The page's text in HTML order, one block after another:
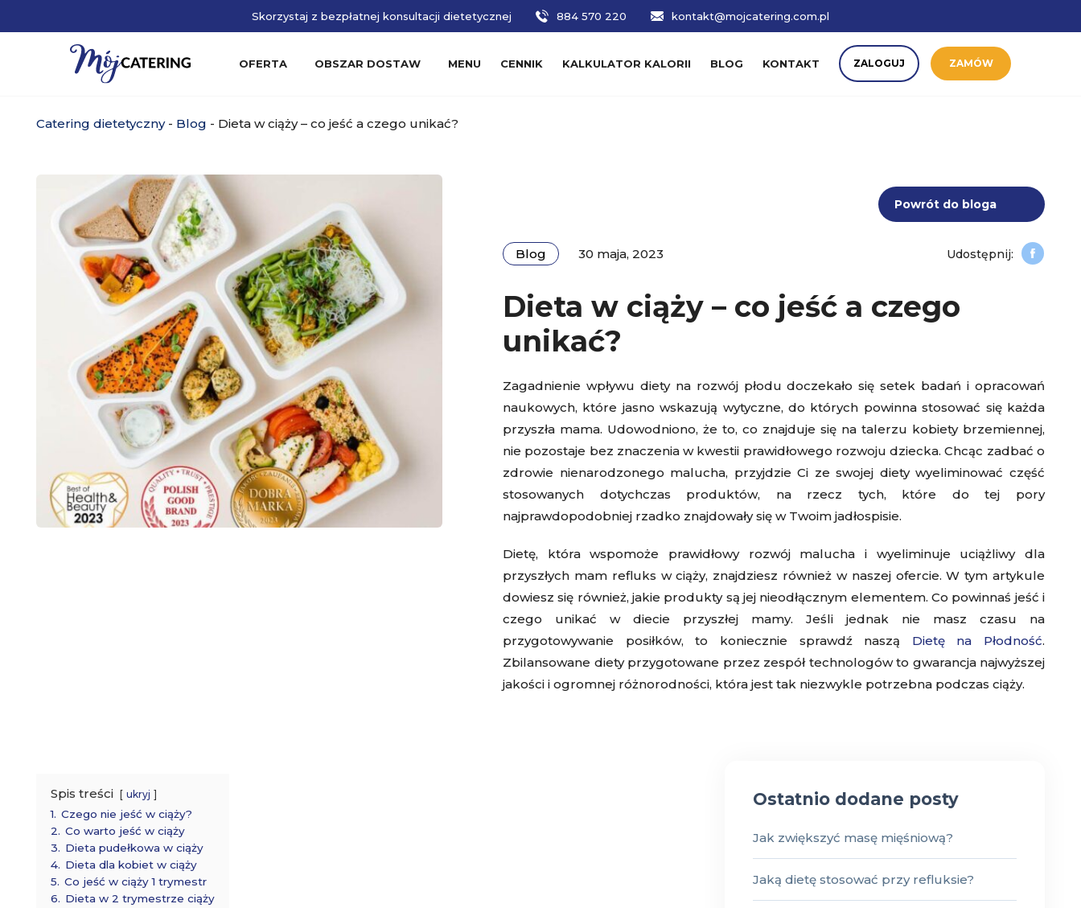
Skorzystaj z bezpłatnej konsultacji dietetycznej 884 570 220 kontakt@mojcatering.com.pl
OFERTA OBSZAR DOSTAW MENU CENNIK KALKULATOR KALORII BLOG KONTAKT ZALOGUJ ZAMÓW
Catering dietetyczny- Blog - Dieta w ciąży – co jeść a czego unikać?
Powrót do bloga
Blog 30 maja, 2023
Dieta w ciąży – co jeść a czego
unikać?
Zagadnienie wpływu diety na rozwój płodu doczekało się setek badań i opracowań
naukowych, które jasno wskazują wytyczne, do których powinna stosować się każda
przyszła mama. Udowodniono, że to, co znajduje się na talerzu kobiety brzemiennej,
nie pozostaje bez znaczenia w kwestii prawidłowego rozwoju dziecka. Chcąc zadbać o
zdrowie nienarodzonego malucha, przyjdzie Ci ze swojej diety wyeliminować część
stosowanych dotychczas produktów, na rzecz tych, które do tej pory
najprawdopodobniej rzadko znajdowały się w Twoim jadłospisie.
Dietę, która wspomoże prawidłowy rozwój malucha i wyeliminuje uciążliwy dla
przyszłych mam refluks w ciąży, znajdziesz również w naszej ofercie. W tym artykule
dowiesz się również, jakie produkty są jej nieodłącznym elementem. Co powinnaś jeść i
czego unikać w diecie przyszłej mamy. Jeśli jednak nie masz czasu na
przygotowywanie posiłków, to koniecznie sprawdź naszą Dietę na Płodność.
Zbilansowane diety przygotowane przez zespół technologów to gwarancja najwyższej
jakości i ogromnej różnorodności, która jest tak niezwykle potrzebna podczas ciąży.
Spis treści ukryj
1. Czego nie jeść w ciąży?
2. Co warto jeść w ciąży
3. Dieta pudełkowa w ciąży
4. Dieta dla kobiet w ciąży
5. Co jeść w ciąży 1 trymestr
6. Dieta w 2 trymestrze ciąży
Ostatnio dodane posty
Jak zwiększyć masę mięśniową?
Jaką dietę stosować przy refluksie?